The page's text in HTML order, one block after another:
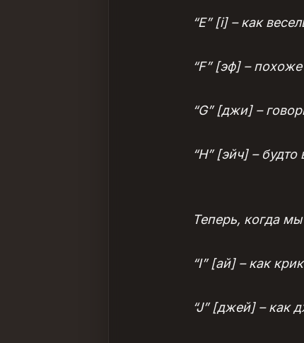
“E” [i] – как
“F” [эф] –
“G” [джи] –
“H” [эйч] –
Теперь, когда
“I” [ай] – как
“J” [джей] – как